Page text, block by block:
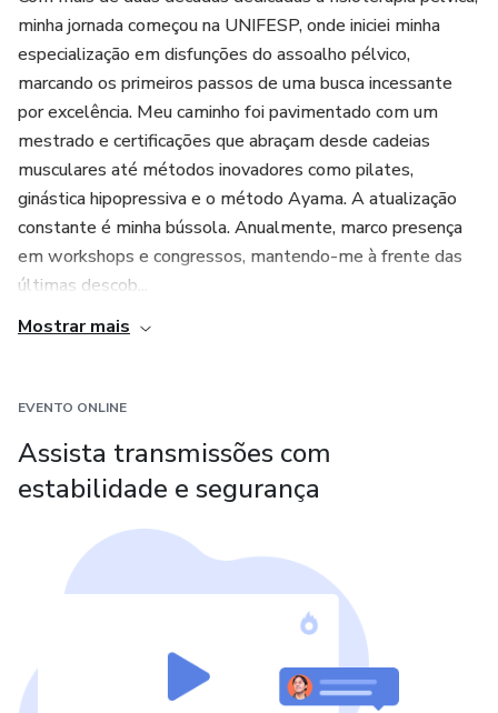
Mentoria coletiva com tira-dúvidas, ajustes e orientações
práticas para personalizar seu plano de ação.
O futuro da fisioterapia é agora — e ele começa com uma
escolha inteligente.
Clique no botão Comprar agora e garanta seu acesso
completo.
minha jornada começou na UNIFESP, onde iniciei minha
especialização em disfunções do assoalho pélvico,
marcando os primeiros passos de uma busca incessante
por excelência. Meu caminho foi pavimentado com um
mestrado e certificações que abraçam desde cadeias
musculares até métodos inovadores como pilates,
ginástica hipopressiva e o método Ayama. A atualização
constante é minha bússola. Anualmente, marco presença
em workshops e congressos, mantendo-me à frente das
últimas descob...
Mostrar mais
EVENTO ONLINE
Assista transmissões com
estabilidade e segurança